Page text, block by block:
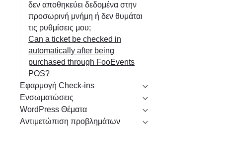
δεν αποθηκεύει δεδομένα στην
προσωρινή μνήμη ή δεν θυμάται
τις ρυθμίσεις μου;
Can a ticket be checked in
automatically after being
purchased through FooEvents
POS?
Εφαρμογή Check-ins
Ενσωματώσεις
WordPress Θέματα
Αντιμετώπιση προβλημάτων